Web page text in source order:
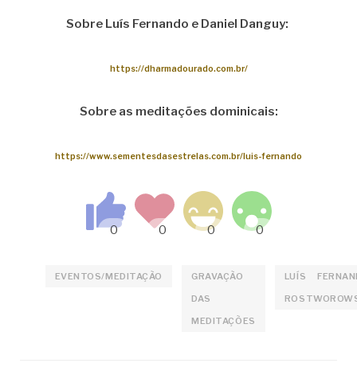
Sobre Luís Fernando e Daniel Danguy:
https://dharmadourado.com.br/
Sobre as meditações dominicais:
https://www.sementesdasestrelas.com.br/luis-fernando
EVENTOS/MEDITAÇÃO
GRAVAÇÃO
DAS
MEDITAÇÕES
LUÍS